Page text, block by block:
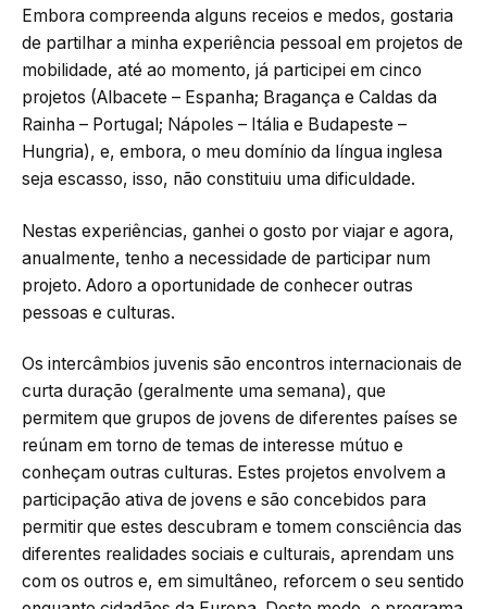
Embora compreenda alguns receios e medos, gostaria
de partilhar a minha experiência pessoal em projetos de
mobilidade, até ao momento, já participei em cinco
projetos (Albacete – Espanha; Bragança e Caldas da
Rainha – Portugal; Nápoles – Itália e Budapeste –
Hungria), e, embora, o meu domínio da língua inglesa
seja escasso, isso, não constituiu uma dificuldade.
Nestas experiências, ganhei o gosto por viajar e agora,
anualmente, tenho a necessidade de participar num
projeto. Adoro a oportunidade de conhecer outras
pessoas e culturas.
Os intercâmbios juvenis são encontros internacionais de
curta duração (geralmente uma semana), que
permitem que grupos de jovens de diferentes países se
reúnam em torno de temas de interesse mútuo e
conheçam outras culturas. Estes projetos envolvem a
participação ativa de jovens e são concebidos para
permitir que estes descubram e tomem consciência das
diferentes realidades sociais e culturais, aprendam uns
com os outros e, em simultâneo, reforcem o seu sentido